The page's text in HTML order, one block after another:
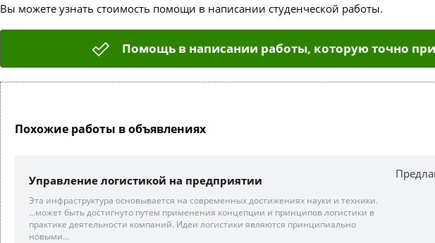
Вы можете узнать стоимость помощи в написании студенческой работы.
Помощь в написании работы, которую точно
Похожие работы в объявлениях
Управление логистикой на предприятии
Эта инфраструктура основывается на современных достижениях науки и техники.
...может быть достигнуто путем применения концепции и принципов логистики в
практике деятельности компаний. Идеи логистики являются принципиально
новыми...